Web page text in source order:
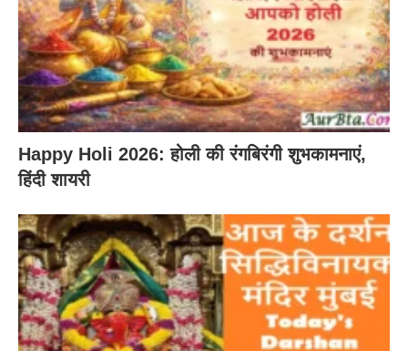
Happy Holi 2026: होली की रंगबिरंगी शुभकामनाएं,
हिंदी शायरी